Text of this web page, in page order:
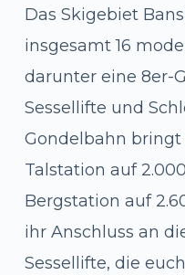
Das Skigebiet
insgesamt 16
darunter eine 8er-
Sessellifte und
Gondelbahn
Talstation auf
Bergstation auf
ihr Anschluss an
Sessellifte, die